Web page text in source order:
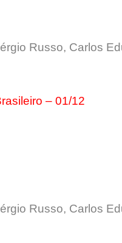
Russo, Carlos
– 01/12
Russo, Carlos